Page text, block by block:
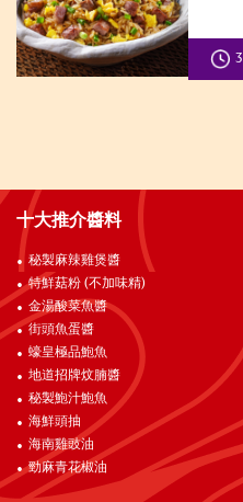
十大推介醬料
秘製麻辣雞煲醬
特鮮菇粉 (不加味精)
金湯酸菜魚醬
街頭魚蛋醬
蠔皇極品鮑魚
地道招牌炆腩醬
秘製鮑汁鮑魚
海鮮頭抽
海南雞豉油
勁麻青花椒油